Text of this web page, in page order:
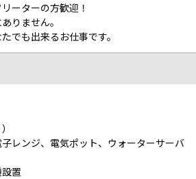
ーターの方歓迎！
りません。
でも出来るお仕事です。
レンジ、電気ポット、ウォーターサーバ
置